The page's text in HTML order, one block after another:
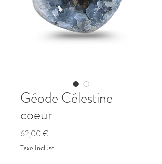
Géode Célestine
coeur
62,00 €
Taxe Incluse